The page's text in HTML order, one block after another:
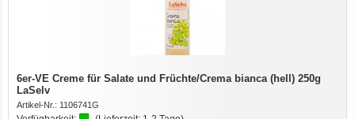
6er-VE Creme für Salate und Früchte/Crema bianca (hell) 250g
LaSelv
Artikel-Nr.: 1106741G